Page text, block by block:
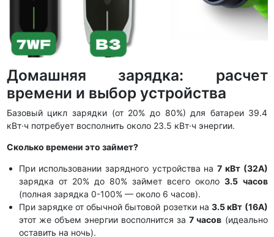
Домашняя зарядка: расчет
времени и выбор устройства
Базовый цикл зарядки (от 20% до 80%) для батареи 39.4
кВт·ч потребует восполнить около 23.5 кВт·ч энергии.
Сколько времени это займет?
При использовании зарядного устройства на7 кВт (32А)
зарядка от 20% до 80% займет всего около3.5 часов
(полная зарядка 0-100% — около 6 часов).
При зарядке от обычной бытовой розетки на3.5 кВт (16А)
этот же объем энергии восполнится за7 часов (идеально
оставить на ночь).